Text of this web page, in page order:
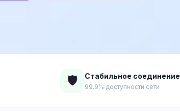
🛡️ Стабильное соединение
99.9% доступности сети